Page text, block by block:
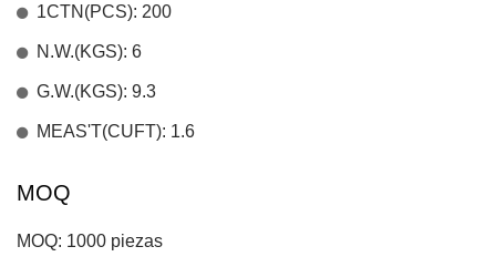
1CTN(PCS): 200
N.W.(KGS): 6
G.W.(KGS): 9.3
MEAS'T(CUFT): 1.6
MOQ
MOQ: 1000 piezas